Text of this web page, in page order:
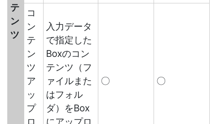
テ
ン
ツ
コ
ン
テ
ン
ツ
ア
ッ
プ
ロ
入力データ
で指定した
Boxのコン
テンツ（フ
ァイルまた
はフォル
ダ）をBox
にアップロ
〇 〇